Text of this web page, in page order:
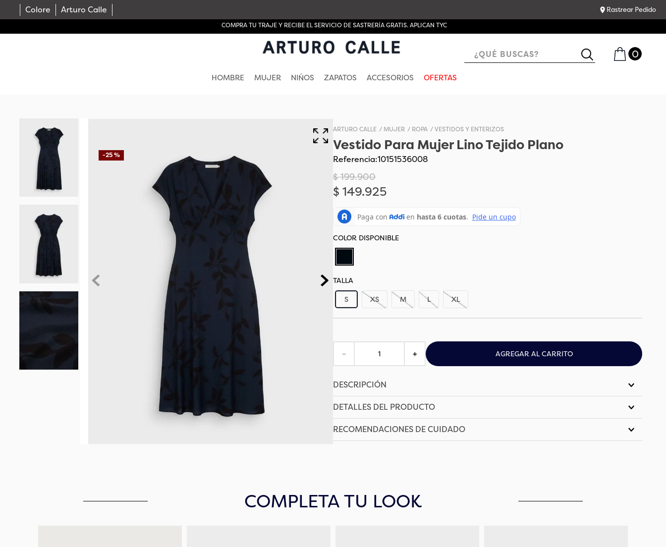
Colore Arturo Calle Rastrear Pedido
ENVÍO GRATIS POR COMPRAS DE $300.000 T & CAQUÍ>
¿QUÉ BUSCAS?
HOMBRE MUJER NIÑOS ZAPATOS ACCESORIOS OFERTAS
-25 %
MUJER ROPA VESTIDOS Y ENTERIZOS
Vestido Para Mujer Lino Tejido Plano
Referencia:10151536008
$ 199.900
$ 149.925
TALLA
XS
S M L XL
＋
－ AGREGAR AL CARRITO
DESCRIPCIÓN
DETALLES DEL PRODUCTO
RECOMENDACIONES DE CUIDADO
COMPLETA TU LOOK